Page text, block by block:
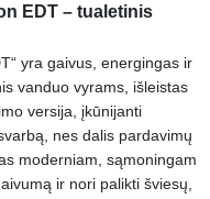
EDT – tualetinis
yra gaivus, energingas ir
vanduo vyrams, išleistas
versija, įkūnijanti
nes dalis pardavimų
moderniam, sąmoningam
ir nori palikti šviesų,